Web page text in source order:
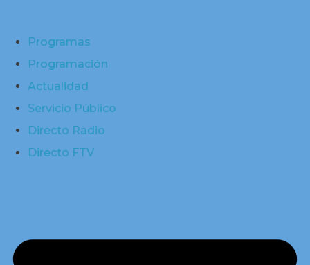
Programas
Programación
Actualidad
Servicio Público
Directo Radio
Directo FTV